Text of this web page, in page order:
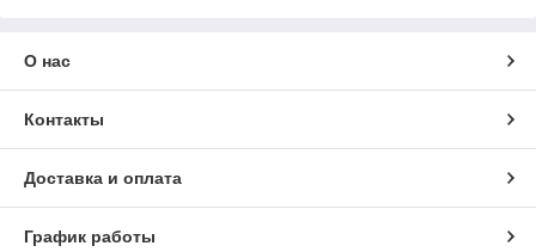
О нас
Контакты
Доставка и оплата
График работы